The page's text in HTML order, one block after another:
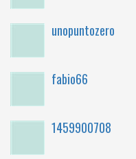
unopuntozero
fabio66
1459900708